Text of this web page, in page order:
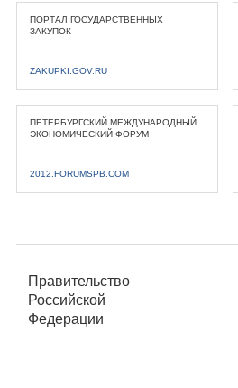
ПОРТАЛ ГОСУДАРСТВЕННЫХ
ЗАКУПОК
ZAKUPKI.GOV.RU
ПЕТЕРБУРГСКИЙ МЕЖДУНАРОДНЫЙ
ЭКОНОМИЧЕСКИЙ ФОРУМ
2012.FORUMSPB.COM
Правительство
Российской
Федерации